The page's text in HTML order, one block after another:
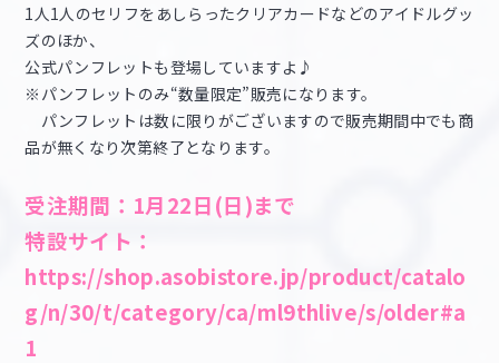
1人1人のセリフをあしらったクリアカードなどのアイドルグッ
ズのほか、
公式パンフレットも登場していますよ♪
※パンフレットのみ“数量限定”販売になります。
パンフレットは数に限りがございますので販売期間中でも商
品が無くなり次第終了となります。
受注期間：1月22日(日)まで
特設サイト：
https://shop.asobistore.jp/product/catalo
g/n/30/t/category/ca/ml9thlive/s/older#a
1